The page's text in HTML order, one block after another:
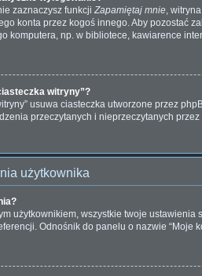
zaznaczysz funkcji Zapamiętaj mnie,
konta przez kogoś innego. Aby pozostać
komputera, np. w bibliotece, kawiarence
witryny”?
usuwa ciasteczka utworzone przez
przeczytanych i nieprzeczytanych
użytkownika
użytkownikiem, wszystkie twoje
Odnośnik do panelu o nazwie “Moje